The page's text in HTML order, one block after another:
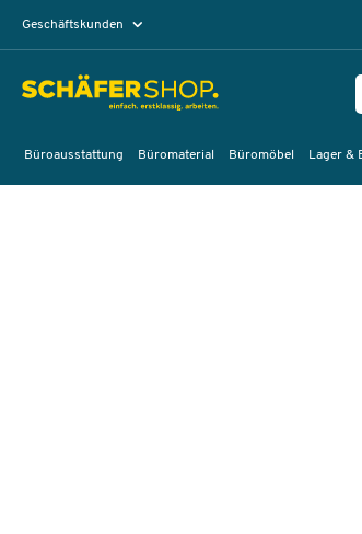
Geschäftskunden
Büroausstattung Büromaterial Büromöbel Lager &